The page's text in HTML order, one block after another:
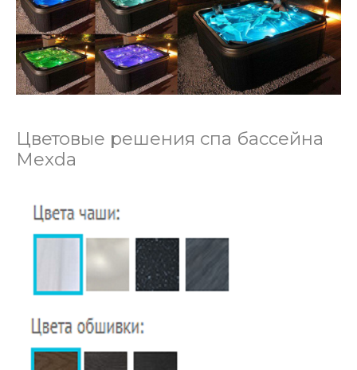
Цветовые решения спа бассейна
Mexda